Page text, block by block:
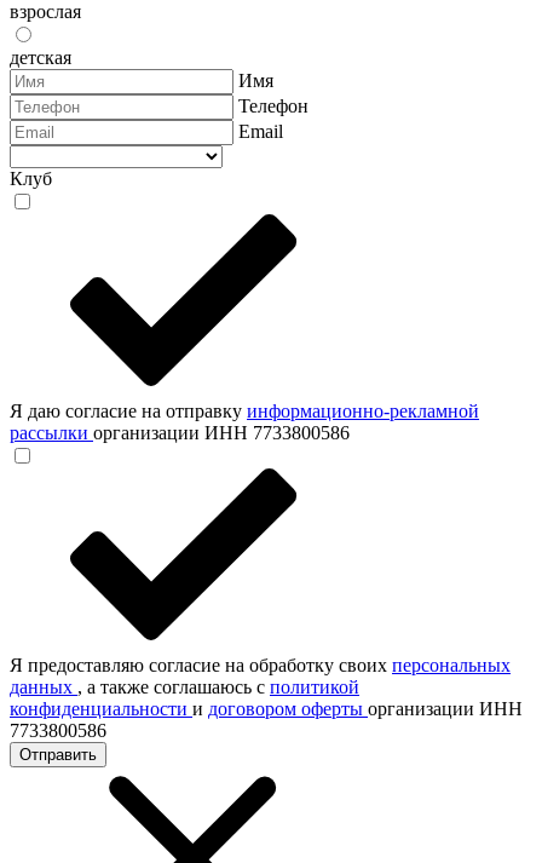
взрослая
детская
Имя
Телефон
Email
Клуб
Я даю согласие на отправку информационно-рекламной
рассылки организации ИНН 7733800586
Я предоставляю согласие на обработку своих персональных
данных , а также соглашаюсь с политикой
конфиденциальности и договором оферты организации ИНН
7733800586
Отправить